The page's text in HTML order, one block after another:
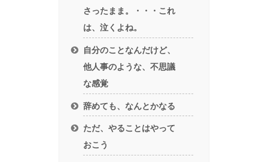
さったまま。・・・これ
は、泣くよね。
自分のことなんだけど、
他人事のような、不思議
な感覚
辞めても、なんとかなる
ただ、やることはやって
おこう